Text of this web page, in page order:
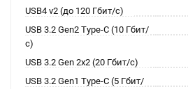
USB4 v2 (до 120 Гбит/с)
USB 3.2 Gen2 Type-C (10 Гбит/
с)
USB 3.2 Gen 2x2 (20 Гбит/с)
USB 3.2 Gen1 Type-C (5 Гбит/